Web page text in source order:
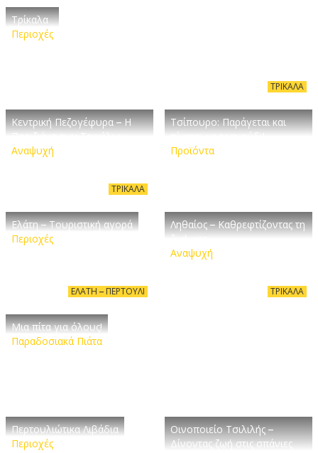
Τρίκαλα
Περιοχές
ΤΡΊΚΑΛΑ
Κεντρική Πεζογέφυρα – Η
Αναψυχή
ΤΡΊΚΑΛΑ
Τσίπουρο: Παράγεται και
Προϊόντα
Ελάτη – Τουριστική αγορά
Περιοχές
ΕΛΆΤΗ – ΠΕΡΤΟΎΛΙ
Ληθαίος – Καθρεφτίζοντας τη
Αναψυχή
ΤΡΊΚΑΛΑ
Μια πίτα για όλους!
Παραδοσιακά Πιάτα
Περτουλιώτικα Λιβάδια
Περιοχές
Οινοποιείο Τσιλιλής –
Δίνοντας ζωή στις σπάνιες